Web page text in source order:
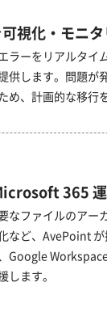
視化・モニ
ラーをリアルタイ
供します。問題が
め、計画的な移行
365
なファイルのアー
など、AvePoint
Google
します。